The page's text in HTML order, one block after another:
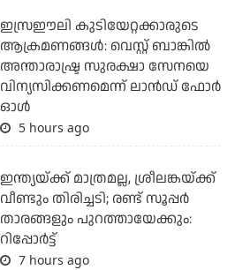
ഇസ്രഈലി കുടിയേറ്റക്കാരുടെ
ആക്രമണങ്ങള്‍: വെസ്റ്റ് ബാങ്കില്‍
അന്താരാഷ്ട്ര സുരക്ഷാ സേനയെ
വിന്യസിക്കണമെന്ന് ലാന്‍ഡ് ഫോര്‍
ഓള്‍
5 hours ago
ഇന്ത്യയ്ക്ക് മാത്രമല്ല, ശ്രീലങ്കയ്ക്ക്
വീണ്ടും തിരിച്ചടി; രണ്ട് സൂപ്പര്‍
താരങ്ങളും പുറത്തായേക്കും:
റിപ്പോര്‍ട്ട്
7 hours ago